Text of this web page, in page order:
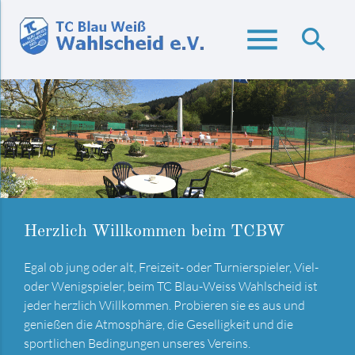
menu search
Suchbegriffe SUCHEN
Herzlich Willkommen beim TCBW
Egal ob jung oder alt, Freizeit- oder Turnierspieler, Viel-
oder Wenigspieler, beim TC Blau-Weiss Wahlscheid ist
jeder herzlich Willkommen. Probieren sie es aus und
genießen die Atmosphäre, die Geselligkeit und die
sportlichen Bedingungen unseres Vereins.
Flutlicht können wir auch
und probiert aus wie es sich unter 3200 Watt LED-
Terrasse
eingetroffen und wartet darauf von euch eingeweiht zu
bärenstarke und blitzschnelle Arbeit geleistet.